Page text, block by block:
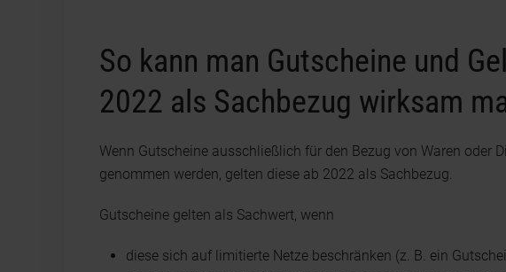
So kann man Gutscheine und
2022 als Sachbezug wirksam
Wenn Gutscheine ausschließlich für den Bezug von Waren oder
genommen werden, gelten diese ab 2022 als Sachbezug.
Gutscheine gelten als Sachwert, wenn
diese sich auf limitierte Netze beschränken (z. B. ein